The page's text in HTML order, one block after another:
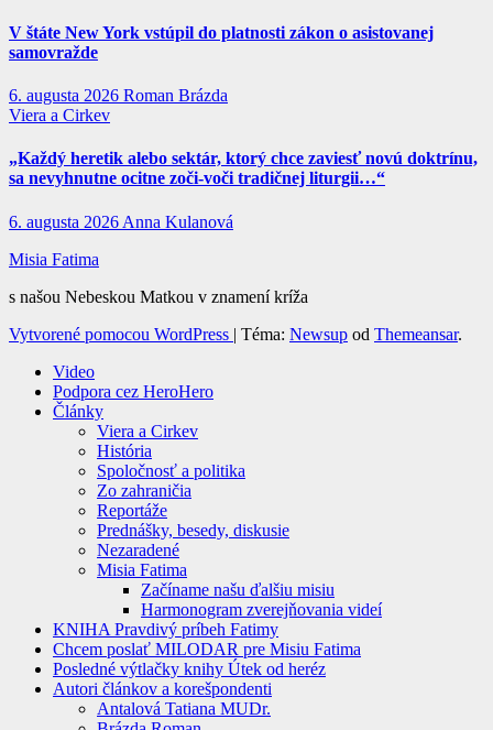
V štáte New York vstúpil do platnosti zákon o asistovanej
samovražde
6. augusta 2026 Roman Brázda
Viera a Cirkev
„Každý heretik alebo sektár, ktorý chce zaviesť novú doktrínu,
sa nevyhnutne ocitne zoči-voči tradičnej liturgii…“
6. augusta 2026 Anna Kulanová
Misia Fatima
s našou Nebeskou Matkou v znamení kríža
Vytvorené pomocou WordPress | Téma: Newsup od Themeansar.
Video
Podpora cez HeroHero
Články
Viera a Cirkev
História
Spoločnosť a politika
Zo zahraničia
Reportáže
Prednášky, besedy, diskusie
Nezaradené
Misia Fatima
Začíname našu ďalšiu misiu
Harmonogram zverejňovania videí
KNIHA Pravdivý príbeh Fatimy
Chcem poslať MILODAR pre Misiu Fatima
Posledné výtlačky knihy Útek od heréz
Autori článkov a korešpondenti
Antalová Tatiana MUDr.